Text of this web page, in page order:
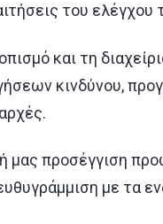
του ελέγχου
και τη
κινδύνου,
μας προσέγγιση
με τα